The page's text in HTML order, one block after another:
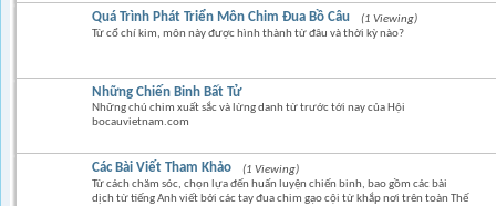
Quá Trình Phát Triển Môn Chim Đua Bồ Câu
(1 Viewing)
Từ cổ chí kim, môn này được hình thành từ đâu và thời kỳ nào?
Những Chiến Binh Bất Tử
Những chú chim xuất sắc và lừng danh từ trước tới nay của Hội
bocauvietnam.com
Các Bài Viết Tham Khảo
(1 Viewing)
Từ cách chăm sóc, chọn lựa đến huấn luyện chiến binh, bao gồm các bài
dịch từ tiếng Anh viết bởi các tay đua chim gạo cội từ khắp nơi trên toàn Thế